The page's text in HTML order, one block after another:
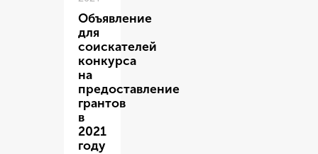
Объявление
для
соискателей
конкурса
на
предоставление
грантов
в
2021
году